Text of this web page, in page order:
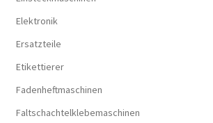
Elektronik
Ersatzteile
Etikettierer
Fadenheftmaschinen
Faltschachtelklebemaschinen